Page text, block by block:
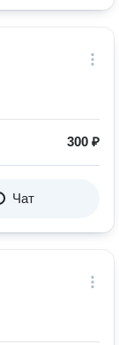
300 ₽
Чат